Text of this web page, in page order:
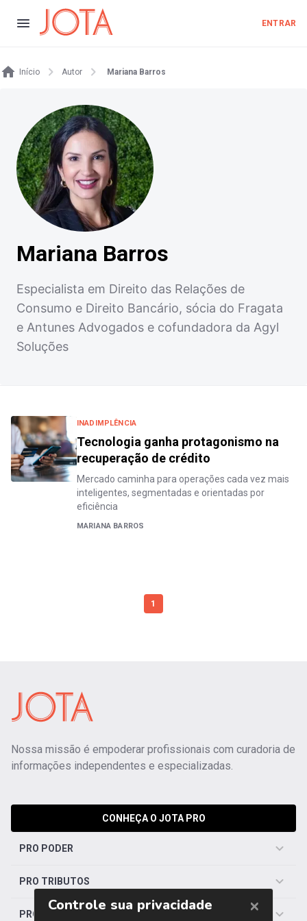
ENTRAR
Início Autor Mariana Barros
Mariana Barros
Especialista em Direito das Relações de
Consumo e Direito Bancário, sócia do Fragata
e Antunes Advogados e cofundadora da Agyl
Soluções
INADIMPLÊNCIA
Tecnologia ganha protagonismo na
recuperação de crédito
Mercado caminha para operações cada vez mais
inteligentes, segmentadas e orientadas por
eficiência
MARIANA BARROS
1
Nossa missão é empoderar profissionais com curadoria de
informações independentes e especializadas.
CONHEÇA O JOTA PRO
PRO PODER
PRO TRIBUTOS
PRO TRABALHISTA